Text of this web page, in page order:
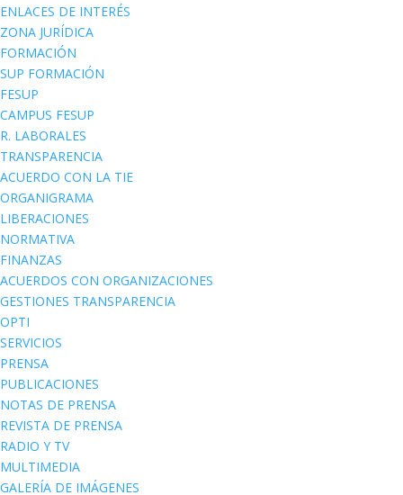
ENLACES DE INTERÉS
ZONA JURÍDICA
FORMACIÓN
SUP FORMACIÓN
FESUP
CAMPUS FESUP
R. LABORALES
TRANSPARENCIA
ACUERDO CON LA TIE
ORGANIGRAMA
LIBERACIONES
NORMATIVA
FINANZAS
ACUERDOS CON ORGANIZACIONES
GESTIONES TRANSPARENCIA
OPTI
SERVICIOS
PRENSA
PUBLICACIONES
NOTAS DE PRENSA
REVISTA DE PRENSA
RADIO Y TV
MULTIMEDIA
GALERÍA DE IMÁGENES